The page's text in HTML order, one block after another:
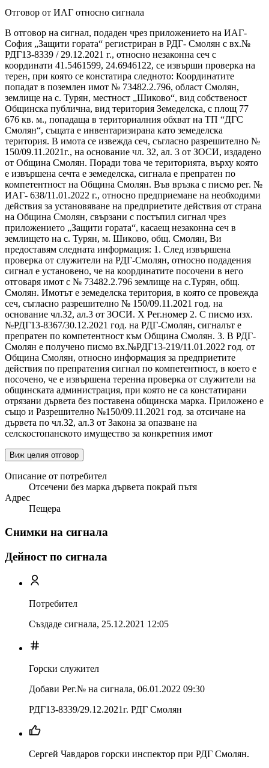
Отговор от ИАГ относно сигнала
В отговор на сигнал, подаден чрез приложението на ИАГ-
София „Защити гората“ регистриран в РДГ- Смолян с вх.№
РДГ13-8339 / 29.12.2021 г., относно незаконна сеч с
координати 41.5461599, 24.6946122, се извърши проверка на
терен, при която се констатира следното: Координатите
попадат в поземлен имот № 73482.2.796, област Смолян,
землище на с. Турян, местност „Шиково“, вид собственост
Общинска публична, вид територия Земеделска, с площ 77
676 кв. м., попадаща в териториалния обхват на ТП “ДГС
Смолян“, същата е инвентаризирана като земеделска
територия. В имота се извежда сеч, съгласно разрешително №
150/09.11.2021г., на основание чл. 32, ал. 3 от ЗОСИ, издадено
от Община Смолян. Поради това че територията, върху която
е извършена сечта е земеделска, сигнала е препратен по
компетентност на Община Смолян. Във връзка с писмо рег. №
ИАГ- 638/11.01.2022 г., относно предприемане на необходими
действия за установяване на предприетите действия от страна
на Община Смолян, свързани с постъпил сигнал чрез
приложението „Защити гората“, касаещ незаконна сеч в
землището на с. Турян, м. Шиково, общ. Смолян, Ви
предоставям следната информация: 1. След извършена
проверка от служители на РДГ-Смолян, относно подадения
сигнал е установено, че на координатите посочени в него
отговаря имот с № 73482.2.796 землище на с.Турян, общ.
Смолян. Имотът е земеделска територия, в която се провежда
сеч, съгласно разрешително № 150/09.11.2021 год. на
основание чл.32, ал.3 от ЗОСИ. X Рег.номер 2. С писмо изх.
№РДГ13-8367/30.12.2021 год. на РДГ-Смолян, сигналът е
препратен по компетентност към Община Смолян. 3. В РДГ-
Смолян е получено писмо вх.№РДГ13-219/11.01.2022 год. от
Община Смолян, относно информация за предприетите
действия по препратения сигнал по компетентност, в което е
посочено, че е извършена теренна проверка от служители на
общинската администрация, при която не са констатирани
отрязани дървета без поставена общинска марка. Приложено е
също и Разрешително №150/09.11.2021 год. за отсичане на
дървета по чл.32, ал.3 от Закона за опазване на
селскостопанското имущество за конкретния имот
Виж целия отговор
Описание от потребител
Отсечени без марка дървета покрай пътя
Адрес
Пещера
Снимки на сигнала
Дейност по сигнала
Потребител
Създаде сигнала, 25.12.2021 12:05
Горски служител
Добави Рег.№ на сигнала, 06.01.2022 09:30
РДГ13-8339/29.12.2021г. РДГ Смолян
Сергей Чавдаров горски инспектор при РДГ Смолян.